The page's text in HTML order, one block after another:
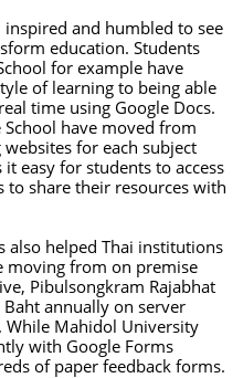
inspired and humbled to see
education. Students
for example have
of learning to being able
time using Google Docs.
School have moved from
for each subject
easy for students to access
to share their resources with
also helped Thai institutions
moving from on premise
Pibulsongkram Rajabhat
annually on server
While Mahidol University
with Google Forms
of paper feedback forms.